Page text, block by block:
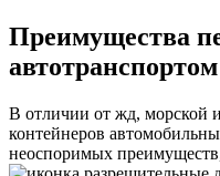
Преимущества
автотранспортом
В отличии от жд, морской и
контейнеров
неоспоримых